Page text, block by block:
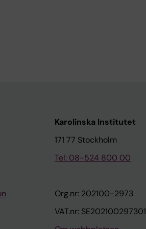
Karolinska Institutet
171 77 Stockholm
Tel: 08-524 800 00
Org.nr: 202100-2973
VAT.nr: SE202100297301